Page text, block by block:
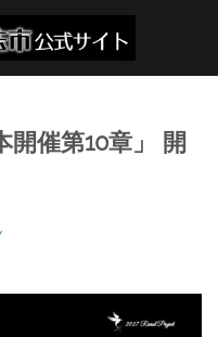
開催第10章」 開